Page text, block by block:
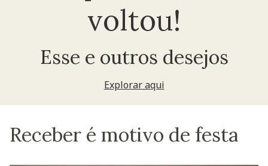
voltou!
Esse e outros desejos
Explorar aqui
Receber é motivo de festa